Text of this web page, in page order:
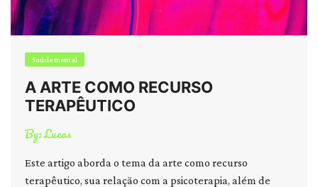
Saúde mental
A ARTE COMO RECURSO
TERAPÊUTICO
By:Lucas
Este artigo aborda o tema da arte como recurso
terapêutico, sua relação com a psicoterapia, além de